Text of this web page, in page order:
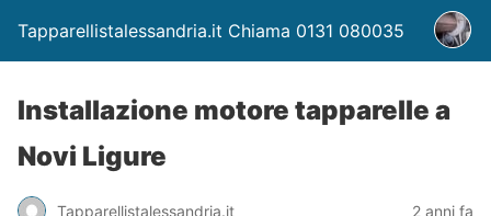
Tapparellistalessandria.it Chiama 0131 080035
Installazione motore tapparelle a
Novi Ligure
Tapparellistalessandria.it 2 anni fa